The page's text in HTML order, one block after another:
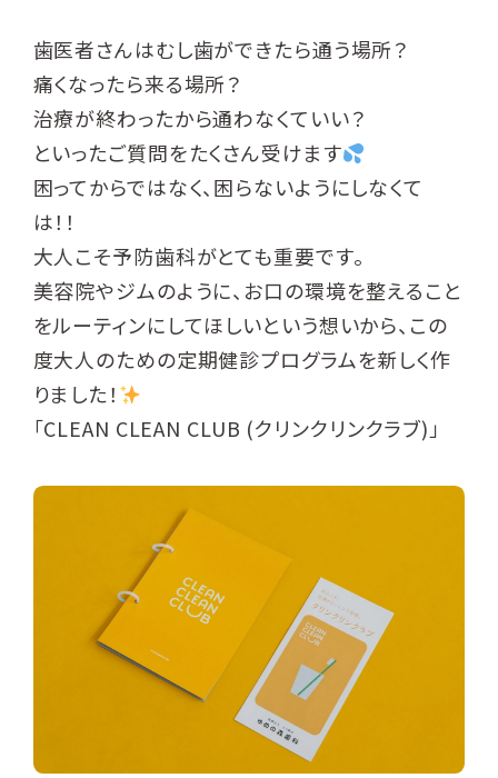
歯医者さんはむし歯ができたら通う場所？
痛くなったら来る場所？
治療が終わったから通わなくていい？
といったご質問をたくさん受けます
困ってからではなく、困らないようにしなくて
は！！
大人こそ予防歯科がとても重要です。
美容院やジムのように、お口の環境を整えること
をルーティンにしてほしいという想いから、この
度大人のための定期健診プログラムを新しく作
りました！
「CLEAN CLEAN CLUB (クリンクリンクラブ)」